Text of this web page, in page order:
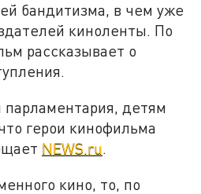
бандитизма, в чем уже
киноленты. По
рассказывает о
детям
герои кинофильма
NEWS.ru.
кино, то, по